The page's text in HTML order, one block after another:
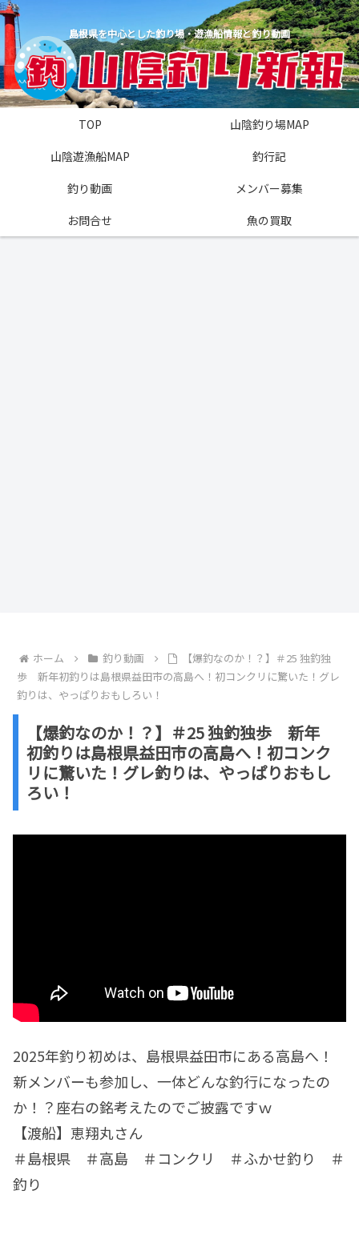
島根県を中心とした釣り場・遊漁船情報と釣り動画
TOP
山陰釣り場MAP
山陰遊漁船MAP
釣行記
釣り動画
メンバー募集
お問合せ
魚の買取
ホーム 釣り動画
【爆釣なのか！？】＃25 独釣独
歩 新年初釣りは島根県益田市の高島へ！初コンクリに驚いた！グレ
釣りは、やっぱりおもしろい！
【爆釣なのか！？】＃25 独釣独歩 新年
初釣りは島根県益田市の高島へ！初コンク
リに驚いた！グレ釣りは、やっぱりおもし
ろい！
2025年釣り初めは、島根県益田市にある高島へ！
新メンバーも参加し、一体どんな釣行になったの
か！？座右の銘考えたのでご披露ですｗ
【渡船】恵翔丸さん
＃島根県 ＃高島 ＃コンクリ ＃ふかせ釣り ＃
釣り